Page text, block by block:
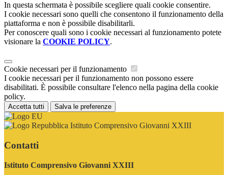
In questa schermata è possibile scegliere quali cookie consentire.
I cookie necessari sono quelli che consentono il funzionamento della
piattaforma e non è possibile disabilitarli.
Per conoscere quali sono i cookie necessari al funzionamento potete
visionare la COOKIE POLICY.
Cookie necessari per il funzionamento
I cookie necessari per il funzionamento non possono essere
disabilitati. È possibile consultare l'elenco nella pagina della cookie
policy.
Accetta tutti Salva le preferenze
Istituto Comprensivo Giovanni XXIII
Contatti
Istituto Comprensivo Giovanni XXIII